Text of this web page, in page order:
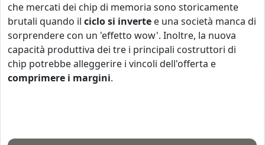
che mercati dei chip di memoria sono storicamente
brutali quando il ciclo si inverte e una società manca di
sorprendere con un 'effetto wow'. Inoltre, la nuova
capacità produttiva dei tre i principali costruttori di
chip potrebbe alleggerire i vincoli dell'offerta e
comprimere i margini.